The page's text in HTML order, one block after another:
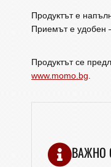
Продуктът е
Приемът е удобен
Продуктът се
www.momo.bg.
ВАЖНО